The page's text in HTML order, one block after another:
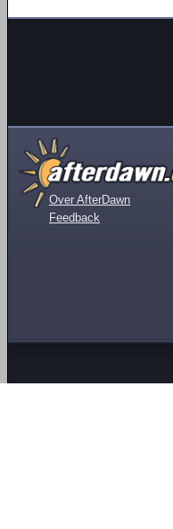
Over AfterDawn
Feedback